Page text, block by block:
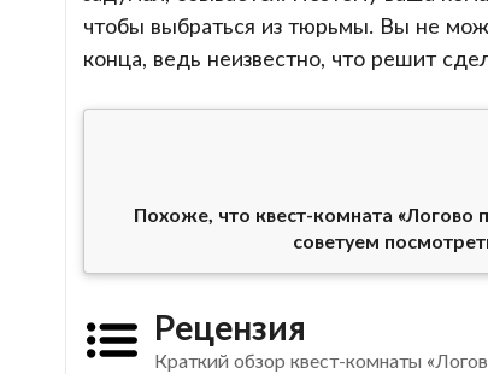
чтобы выбраться из тюрьмы. Вы не
конца, ведь неизвестно, что решит
Похоже, что квест-комната «Логово
советуем
Рецензия
Краткий обзор квест-комнаты